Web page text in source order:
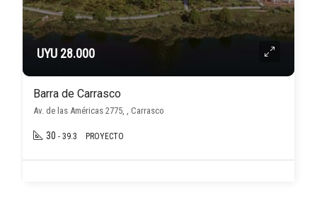
UYU 28.000
Barra de Carrasco
Av. de las Américas 2775, , Carrasco
30 - 39.3 PROYECTO